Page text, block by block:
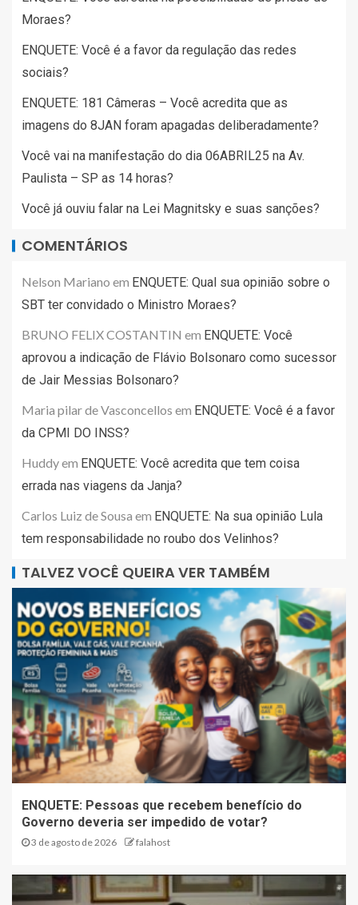
Moraes?
ENQUETE: Você é a favor da regulação das redes
sociais?
ENQUETE: 181 Câmeras – Você acredita que as
imagens do 8JAN foram apagadas deliberadamente?
Você vai na manifestação do dia 06ABRIL25 na Av.
Paulista – SP as 14 horas?
Você já ouviu falar na Lei Magnitsky e suas sanções?
COMENTÁRIOS
Nelson Mariano em ENQUETE: Qual sua opinião sobre o
SBT ter convidado o Ministro Moraes?
BRUNO FELIX COSTANTIN em ENQUETE: Você
aprovou a indicação de Flávio Bolsonaro como sucessor
de Jair Messias Bolsonaro?
Maria pilar de Vasconcellos em ENQUETE: Você é a favor
da CPMI DO INSS?
Huddyem ENQUETE: Você acredita que tem coisa
errada nas viagens da Janja?
Carlos Luiz de Sousa em ENQUETE: Na sua opinião Lula
tem responsabilidade no roubo dos Velinhos?
TALVEZ VOCÊ QUEIRA VER TAMBÉM
ENQUETE: Pessoas que recebem benefício do
Governo deveria ser impedido de votar?
3 de agosto de 2026 falahost